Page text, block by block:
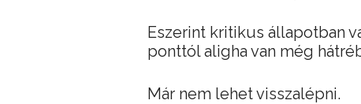
Eszerint kritikus állapotban
ponttól aligha van még
Már nem lehet visszalépni.